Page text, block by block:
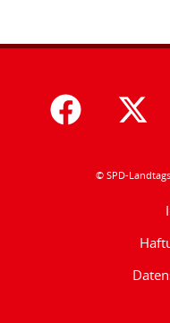
© SPD-